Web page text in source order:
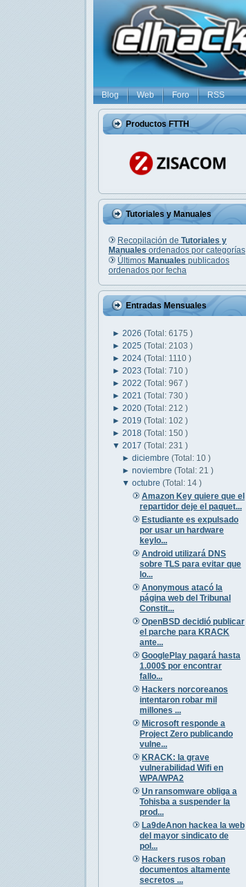
Blog Web Foro RSS
Productos FTTH
Tutoriales y Manuales
Recopilación de Tutoriales y
Manuales ordenados por categorías
Últimos Manuales publicados
ordenados por fecha
Entradas Mensuales
► 2026 (Total: 6175 )
► 2025 (Total: 2103 )
► 2024 (Total: 1110 )
► 2023 (Total: 710 )
► 2022 (Total: 967 )
► 2021 (Total: 730 )
► 2020 (Total: 212 )
► 2019 (Total: 102 )
► 2018 (Total: 150 )
▼ 2017 (Total: 231 )
►diciembre(Total: 10 )
►noviembre(Total: 21 )
▼octubre(Total: 14 )
Amazon Key quiere que el
repartidor deje el paquet...
Estudiante es expulsado
por usar un hardware
keylo...
Android utilizará DNS
sobre TLS para evitar que
lo...
Anonymous atacó la
página web del Tribunal
Constit...
OpenBSD decidió publicar
el parche para KRACK
ante...
GooglePlay pagará hasta
1.000$ por encontrar
fallo...
Hackers norcoreanos
intentaron robar mil
millones ...
Microsoft responde a
Project Zero publicando
vulne...
KRACK: la grave
vulnerabilidad Wifi en
WPA/WPA2
Un ransomware obliga a
Tohisba a suspender la
prod...
La9deAnon hackea la web
del mayor sindicato de
pol...
Hackers rusos roban
documentos altamente
secretos ...